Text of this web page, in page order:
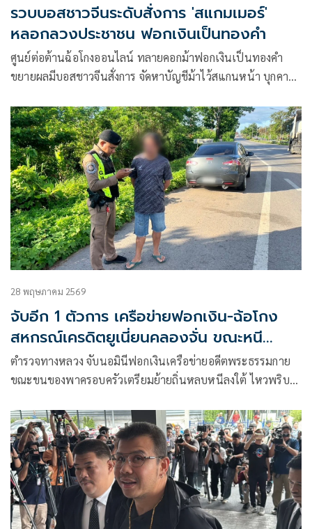
รวบบอสชาวจีนระดับสั่งการ 'สแกมเมอร์'
หลอกลวงประชาชน ฟอกเงินเป็นทองคำ
ศูนย์ต่อต้านฉ้อโกงออนไลน์ ทลายคอกม้าฟอกเงินเป็นทองคำ
ขยายผลมีบอสชาวจีนสั่งการ จัดหาบัญชีม้าไว้สแกนหน้า บุกคา
28 พฤษภาคม 2569
จับอีก 1 ตัวการ เครือข่ายฟอกเงิน-ฉ้อโกง
สหกรณ์เครดิตยูเนี่ยนคลองจั่น ขณะหนี
กบดานภาคใต้
ตำรวจทางหลวง จับนอมินีฟอกเงินเครือข่ายอดีตพระธรรมกาย
ขณะขนของพาครอบครัวเตรียมย้ายถิ่นหลบหนีลงใต้ ไหวพริบ
อ้างไม่มีใบขับขี่หรือเอกสารติดตัว สังเกตเห็นสมุดฝากครรภ์ในรถ
เช็คประวัติบิดา พบเป็นผู้ต้องหาตามหมายจับคดีทุจริตสหกรณ์
เครดิตยูเนี่ยนคลองจั่น